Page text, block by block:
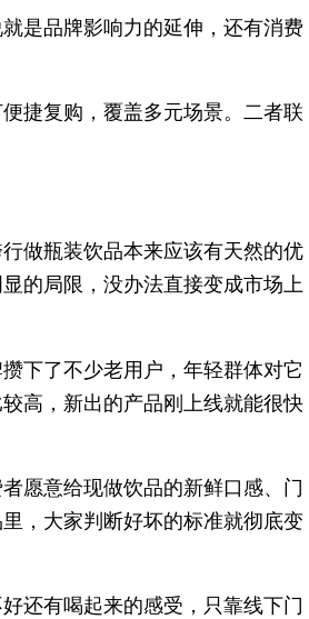
是品牌影响力的延伸，还有消费
捷复购，覆盖多元场景。二者联
做瓶装饮品本来应该有天然的优
的局限，没办法直接变成市场上
下了不少老用户，年轻群体对它
高，新出的产品刚上线就能很快
愿意给现做饮品的新鲜口感、门
，大家判断好坏的标准就彻底变
还有喝起来的感受，只靠线下门